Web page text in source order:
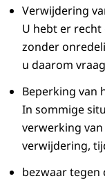
Verwijdering
U hebt er
zonder
u daarom
Beperking van
In sommige
verwerking
verwijdering,
bezwaar tegen